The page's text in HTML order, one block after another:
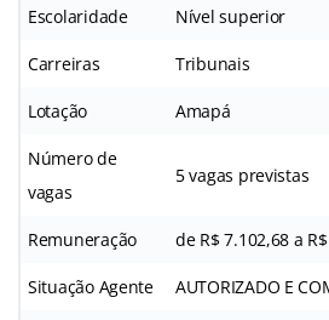
Escolaridade Nível superior
Carreiras Tribunais
Lotação Amapá
Número de
vagas
5 vagas previstas
Remuneração de R$ 7.102,68 a
Situação Agente AUTORIZADO E